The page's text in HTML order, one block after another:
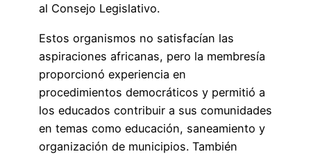
al Consejo Legislativo.
Estos organismos no satisfacían las
aspiraciones africanas, pero la membresía
proporcionó experiencia en
procedimientos democráticos y permitió a
los educados contribuir a sus comunidades
en temas como educación, saneamiento y
organización de municipios. También